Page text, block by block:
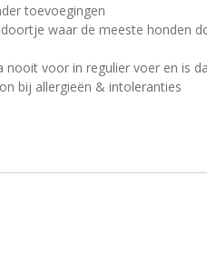
toevoegingen
waar de meeste honden
nooit voor in regulier voer en is
bij allergieën & intoleranties